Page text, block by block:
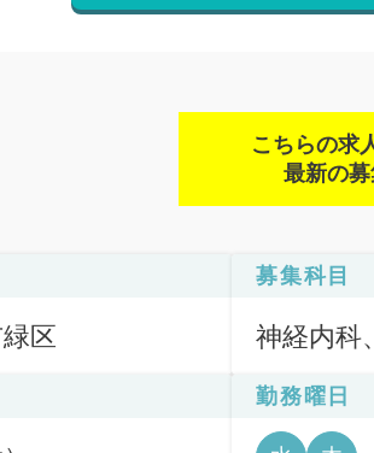
こちらの求
最新の募
区
募集科目
神経内科
勤務曜日